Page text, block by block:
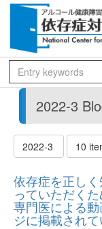
2022-3
2022-3 10
依存症を正し
っていただく
専門医による
ジに掲載されて